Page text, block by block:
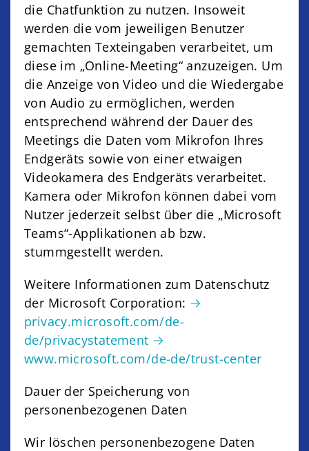
die Chatfunktion zu nutzen. Insoweit
werden die vom jeweiligen Benutzer
gemachten Texteingaben verarbeitet, um
diese im „Online-Meeting“ anzuzeigen. Um
die Anzeige von Video und die Wiedergabe
von Audio zu ermöglichen, werden
entsprechend während der Dauer des
Meetings die Daten vom Mikrofon Ihres
Endgeräts sowie von einer etwaigen
Videokamera des Endgeräts verarbeitet.
Kamera oder Mikrofon können dabei vom
Nutzer jederzeit selbst über die „Microsoft
Teams“-Applikationen ab bzw.
stummgestellt werden.
Weitere Informationen zum Datenschutz
der Microsoft Corporation:
privacy.microsoft.com/de-
de/privacystatement
www.microsoft.com/de-de/trust-center
Dauer der Speicherung von
personenbezogenen Daten
Wir löschen personenbezogene Daten